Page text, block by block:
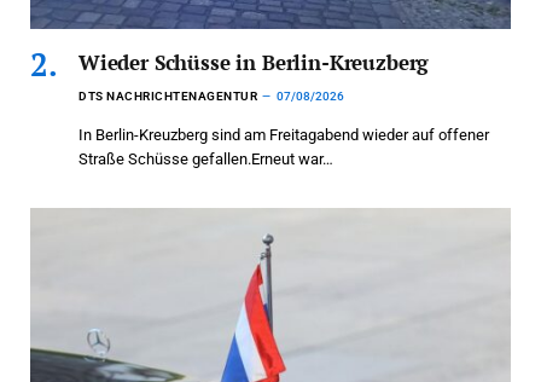
Wieder Schüsse in Berlin-Kreuzberg
DTS NACHRICHTENAGENTUR 07/08/2026
In Berlin-Kreuzberg sind am Freitagabend wieder auf offener
Straße Schüsse gefallen.Erneut war…